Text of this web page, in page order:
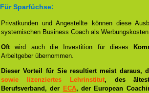
Für Sparfüchse:
Privatkunden und Angestellte können diese
systemischen Business Coach als
Oftwird auch die Investition für dieses
Arbeitgeber übernommen.
Dieser Vorteil für Sie resultiert meist daraus,
sowie lizenziertes Lehrinstitut, des
Berufsverband, der ECA, der European